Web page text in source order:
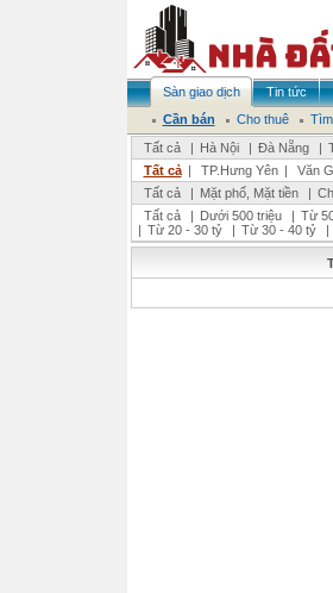
Sàn giao dịch Tin tức
Cần bán
Cho thuê
Tất cả
| Hà Nội | Đà Nẵng |
Tất cả | TP.Hưng Yên | Văn
Tất cả
| Mặt phố, Mặt tiền |
Tất cả
| Dưới 500 triệu | Từ
| Từ 20 - 30 tỷ | Từ 30 - 40 tỷ |